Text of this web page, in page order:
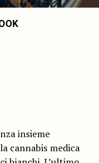
insieme
cannabis medica